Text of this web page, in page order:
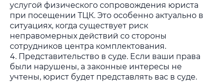
услугой физического сопровождения юриста
при посещении ТЦК. Это особенно актуально в
ситуациях, когда существует риск
неправомерных действий со стороны
сотрудников центра комплектования.
Представительство в суде. Если ваши права
были нарушены, а законные интересы не
учтены, юрист будет представлять вас в суде.